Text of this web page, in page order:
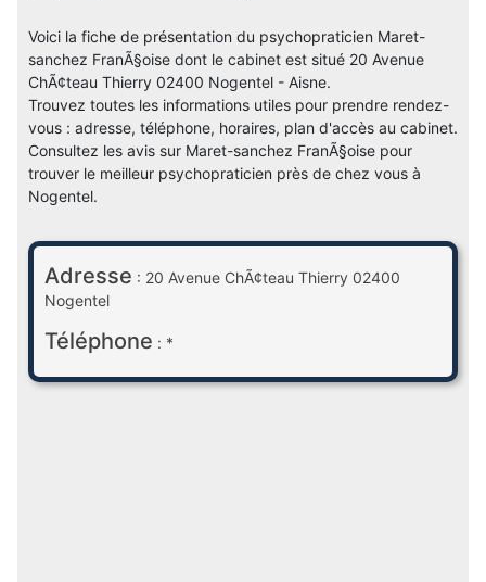
Voici la fiche de présentation du psychopraticien Maret-
sanchez FranÃ§oise dont le cabinet est situé 20 Avenue
ChÃ¢teau Thierry 02400 Nogentel - Aisne.
Trouvez toutes les informations utiles pour prendre rendez-
vous : adresse, téléphone, horaires, plan d'accès au cabinet.
Consultez les avis sur Maret-sanchez FranÃ§oise pour
trouver le meilleur psychopraticien près de chez vous à
Nogentel.
Adresse : 20 Avenue ChÃ¢teau Thierry 02400
Nogentel
Téléphone : *